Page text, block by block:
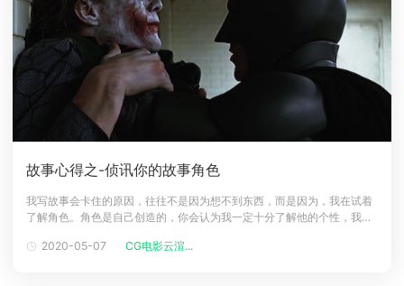
故事心得之-侦讯你的故事角色
我写故事会卡住的原因，往往不是因为想不到东西，而是因为，我在试着
了解角色。角色是自己创造的，你会认为我一定十分了解他的个性，我替
实跟真人一样是很难捉模的，可能他一发飙就不是自己，或从头到尾都在
2020-05-07 CG电影云渲...